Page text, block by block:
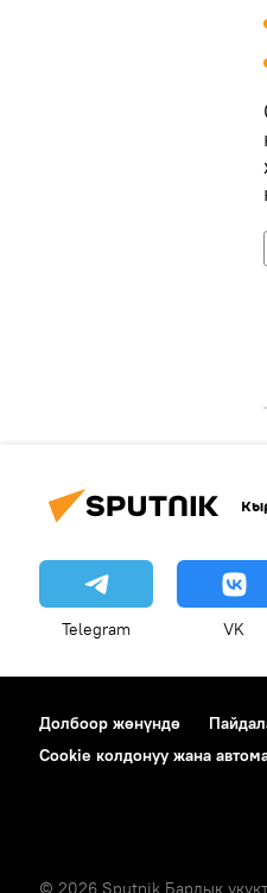
Telegram VK
Долбоор жөнүндө
Cookie колдонуу жана
© 2026 Sputnik Бардык